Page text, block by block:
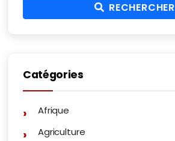
RECHERCHER
Catégories
Afrique
Agriculture